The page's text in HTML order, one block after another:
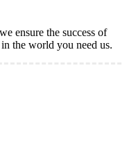
ensure the success of
the world you need us.